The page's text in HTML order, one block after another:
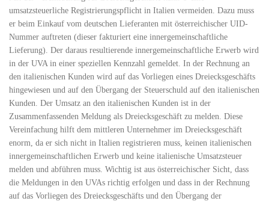
umsatzsteuerliche Registrierungspflicht in Italien vermeiden. Dazu muss
er beim Einkauf vom deutschen Lieferanten mit österreichischer UID-
Nummer auftreten (dieser fakturiert eine innergemeinschaftliche
Lieferung). Der daraus resultierende innergemeinschaftliche Erwerb wird
in der UVA in einer speziellen Kennzahl gemeldet. In der Rechnung an
den italienischen Kunden wird auf das Vorliegen eines Dreiecksgeschäfts
hingewiesen und auf den Übergang der Steuerschuld auf den italienischen
Kunden. Der Umsatz an den italienischen Kunden ist in der
Zusammenfassenden Meldung als Dreiecksgeschäft zu melden. Diese
Vereinfachung hilft dem mittleren Unternehmer im Dreiecksgeschäft
enorm, da er sich nicht in Italien registrieren muss, keinen italienischen
innergemeinschaftlichen Erwerb und keine italienische Umsatzsteuer
melden und abführen muss. Wichtig ist aus österreichischer Sicht, dass
die Meldungen in den UVAs richtig erfolgen und dass in der Rechnung
auf das Vorliegen des Dreiecksgeschäfts und den Übergang der